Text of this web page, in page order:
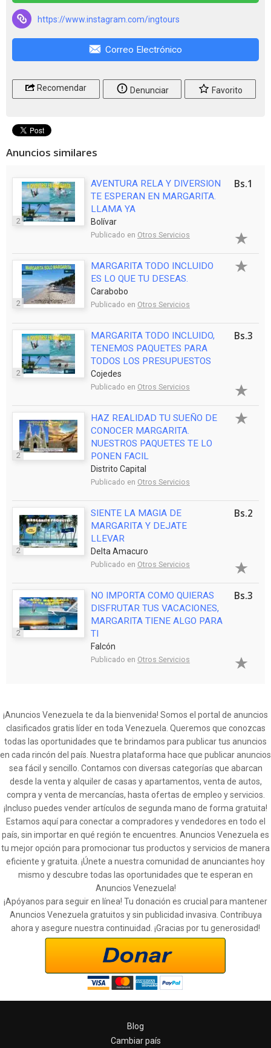
https://www.instagram.com/ingtours
Correo Electrónico
Recomendar Denunciar Favorito
Anuncios similares
2
AVENTURA RELA Y DIVERSION
TE ESPERAN EN MARGARITA.
LLAMA YA
Bolívar
Publicado en Otros Servicios
Bs.1
2
MARGARITA TODO INCLUIDO
ES LO QUE TU DESEAS.
Carabobo
Publicado en Otros Servicios
2
MARGARITA TODO INCLUIDO,
TENEMOS PAQUETES PARA
TODOS LOS PRESUPUESTOS
Cojedes
Publicado en Otros Servicios
Bs.3
2
HAZ REALIDAD TU SUEÑO DE
CONOCER MARGARITA.
NUESTROS PAQUETES TE LO
PONEN FACIL
Distrito Capital
Publicado en Otros Servicios
2
SIENTE LA MAGIA DE
MARGARITA Y DEJATE
LLEVAR
Delta Amacuro
Publicado en Otros Servicios
Bs.2
2
NO IMPORTA COMO QUIERAS
DISFRUTAR TUS VACACIONES,
MARGARITA TIENE ALGO PARA
TI
Falcón
Publicado en Otros Servicios
Bs.3
¡Anuncios Venezuela te da la bienvenida! Somos el portal de anuncios
clasificados gratis líder en toda Venezuela. Queremos que conozcas
todas las oportunidades que te brindamos para publicar tus anuncios
en cada rincón del país. Nuestra plataforma hace que publicar anuncios
sea fácil y sencillo. Contamos con diversas categorías que abarcan
desde la venta y alquiler de casas y apartamentos, venta de autos,
compra y venta de mercancías, hasta ofertas de empleo y servicios.
¡Incluso puedes vender artículos de segunda mano de forma gratuita!
Estamos aquí para conectar a compradores y vendedores en todo el
país, sin importar en qué región te encuentres. Anuncios Venezuela es
tu mejor opción para promocionar tus productos y servicios de manera
eficiente y gratuita. ¡Únete a nuestra comunidad de anunciantes hoy
mismo y descubre todas las oportunidades que te esperan en
Anuncios Venezuela!
¡Apóyanos para seguir en línea! Tu donación es crucial para mantener
Anuncios Venezuela gratuitos y sin publicidad invasiva. Contribuya
ahora y asegure nuestra continuidad. ¡Gracias por tu generosidad!
Blog
Cambiar país